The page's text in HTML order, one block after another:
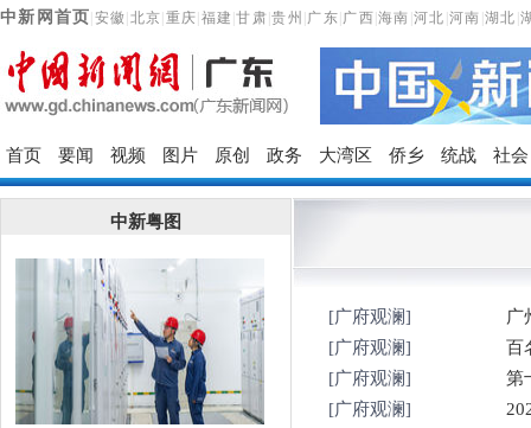
中新网首页 安徽 北京 重庆 福建 |甘肃 |贵州 广东 广西 |海南 |河北 |河南 湖北
首页 要闻 视频 图片 原创 政务 大湾区 侨乡 统战 社会
中新粤图
[广府观澜]
广
[广府观澜]
百
[广府观澜]
第
[广府观澜]